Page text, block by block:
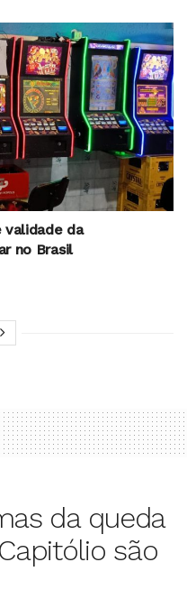
validade da
no Brasil
da queda
são